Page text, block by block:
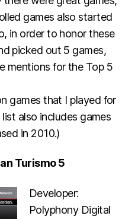
games also started
in order to honor these
picked out 5 games,
mentions for the Top 5
games that I played for
also includes games
in 2010.)
Turismo 5
Developer:
Polyphony Digital